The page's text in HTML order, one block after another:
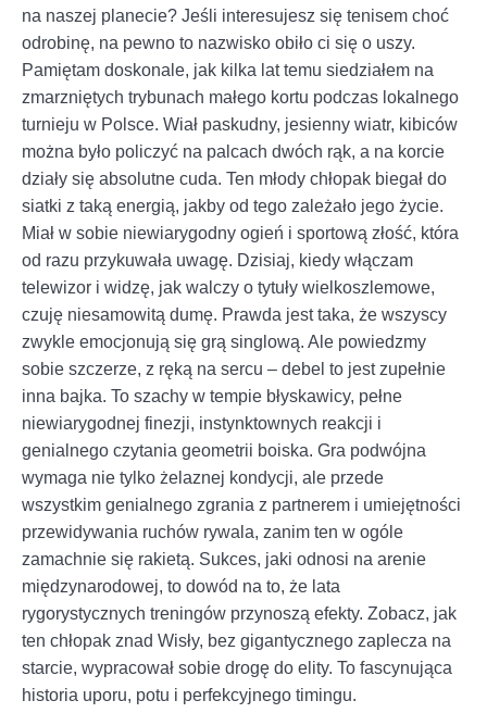
na naszej planecie? Jeśli interesujesz się tenisem choć
odrobinę, na pewno to nazwisko obiło ci się o uszy.
Pamiętam doskonale, jak kilka lat temu siedziałem na
zmarzniętych trybunach małego kortu podczas lokalnego
turnieju w Polsce. Wiał paskudny, jesienny wiatr, kibiców
można było policzyć na palcach dwóch rąk, a na korcie
działy się absolutne cuda. Ten młody chłopak biegał do
siatki z taką energią, jakby od tego zależało jego życie.
Miał w sobie niewiarygodny ogień i sportową złość, która
od razu przykuwała uwagę. Dzisiaj, kiedy włączam
telewizor i widzę, jak walczy o tytuły wielkoszlemowe,
czuję niesamowitą dumę. Prawda jest taka, że wszyscy
zwykle emocjonują się grą singlową. Ale powiedzmy
sobie szczerze, z ręką na sercu – debel to jest zupełnie
inna bajka. To szachy w tempie błyskawicy, pełne
niewiarygodnej finezji, instynktownych reakcji i
genialnego czytania geometrii boiska. Gra podwójna
wymaga nie tylko żelaznej kondycji, ale przede
wszystkim genialnego zgrania z partnerem i umiejętności
przewidywania ruchów rywala, zanim ten w ogóle
zamachnie się rakietą. Sukces, jaki odnosi na arenie
międzynarodowej, to dowód na to, że lata
rygorystycznych treningów przynoszą efekty. Zobacz, jak
ten chłopak znad Wisły, bez gigantycznego zaplecza na
starcie, wypracował sobie drogę do elity. To fascynująca
historia uporu, potu i perfekcyjnego timingu.